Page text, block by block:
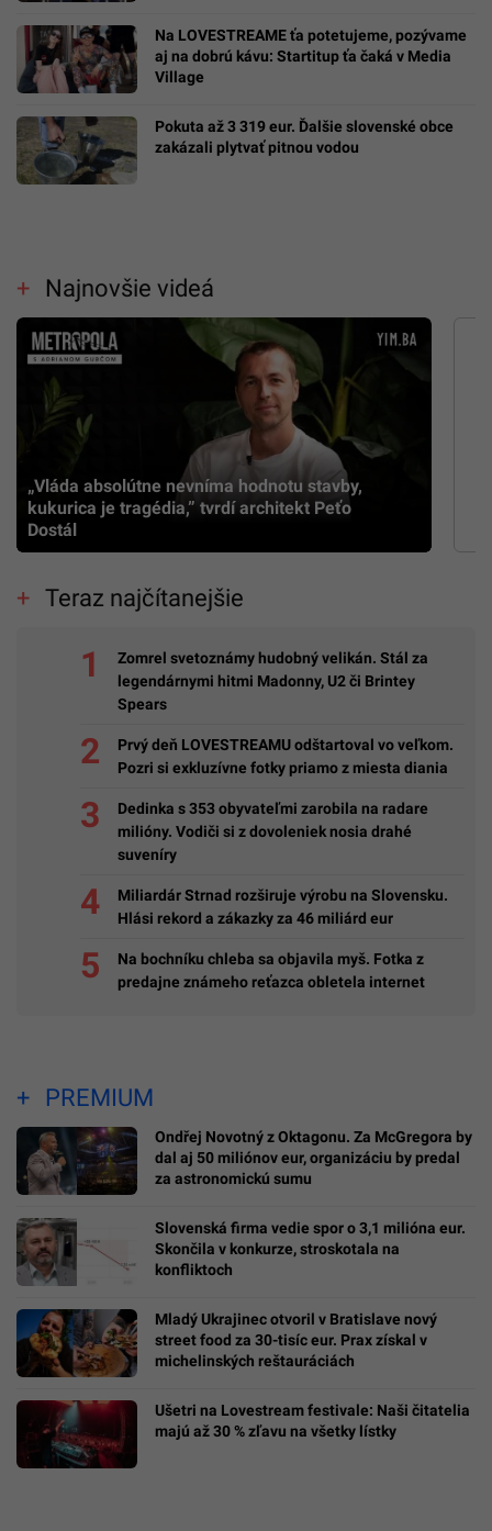
Na LOVESTREAME ťa potetujeme, pozývame
aj na dobrú kávu: Startitup ťa čaká v Media
Village
Pokuta až 3 319 eur. Ďalšie slovenské obce
zakázali plytvať pitnou vodou
Najnovšie videá
„Vláda absolútne nevníma hodnotu stavby,
kukurica je tragédia,” tvrdí architekt Peťo
Dostál
Teraz najčítanejšie
Zomrel svetoznámy hudobný velikán. Stál za
legendárnymi hitmi Madonny, U2 či Brintey
Spears
Prvý deň LOVESTREAMU odštartoval vo veľkom.
Pozri si exkluzívne fotky priamo z miesta diania
Dedinka s 353 obyvateľmi zarobila na radare
milióny. Vodiči si z dovoleniek nosia drahé
suveníry
Miliardár Strnad rozširuje výrobu na Slovensku.
Hlási rekord a zákazky za 46 miliárd eur
Na bochníku chleba sa objavila myš. Fotka z
predajne známeho reťazca obletela internet
PREMIUM
Ondřej Novotný z Oktagonu. Za McGregora by
dal aj 50 miliónov eur, organizáciu by predal
za astronomickú sumu
Slovenská firma vedie spor o 3,1 milióna eur.
Skončila v konkurze, stroskotala na
konfliktoch
Mladý Ukrajinec otvoril v Bratislave nový
street food za 30-tisíc eur. Prax získal v
michelinských reštauráciách
Ušetri na Lovestream festivale: Naši čitatelia
majú až 30 % zľavu na všetky lístky